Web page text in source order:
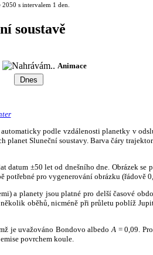
s intervalem 1 den.
soustavě
Animace
podle vzdálenosti planetky v
Sluneční soustavy. Barva čáry
±50 let od dnešního dne. Obrázek se
pro vygenerování obrázku (řádově
a planety jsou platné pro delší časové
oběhů, nicméně při průletu poblíž
je uvažováno Bondovo albedo A = 0,09.
povrchem koule.